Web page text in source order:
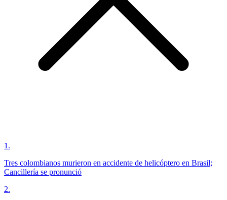
1 .
Tres colombianos murieron en accidente de helicóptero en Brasil;
Cancillería se pronunció
2.